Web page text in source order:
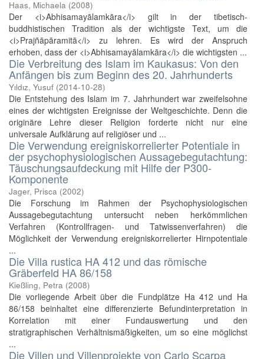
Haas, Michaela (2008)
Der <i>Abhisamayālamkāra</i> gilt in der tibetisch-
buddhistischen Tradition als der wichtigste Text, um die
<i>Prajñāpāramitā</i> zu lehren. Es wird der Anspruch
erhoben, dass der <i>Abhisamayālamkāra</i> die wichtigsten ...
Die Verbreitung des Islam im Kaukasus: Von den
Anfängen bis zum Beginn des 20. Jahrhunderts
Yıldız, Yusuf (2014-10-28)
Die Entstehung des Islam im 7. Jahrhundert war zweifelsohne
eines der wichtigsten Ereignisse der Weltgeschichte. Denn die
originäre Lehre dieser Religion forderte nicht nur eine
universale Aufklärung auf religiöser und ...
Die Verwendung ereigniskorrelierter Potentiale in
der psychophysiologischen Aussagebegutachtung:
Täuschungsaufdeckung mit Hilfe der P300-
Komponente
Jager, Prisca (2002)
Die Forschung im Rahmen der Psychophysiologischen
Aussagebegutachtung untersucht neben herkömmlichen
Verfahren (Kontrollfragen- und Tatwissenverfahren) die
Möglichkeit der Verwendung ereigniskorrelierter Hirnpotentiale
...
Die Villa rustica HA 412 und das römische
Gräberfeld HA 86/158
Kießling, Petra (2008)
Die vorliegende Arbeit über die Fundplätze Ha 412 und Ha
86/158 beinhaltet eine differenzierte Befundinterpretation in
Korrelation mit einer Fundauswertung und den
stratigraphischen Verhältnismäßigkeiten, um so eine möglichst
...
Die Villen und Villenprojekte von Carlo Scarpa